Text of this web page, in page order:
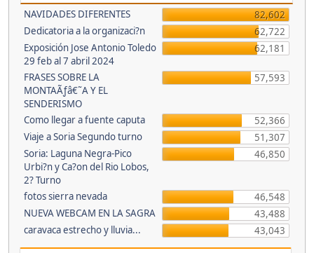
NAVIDADES DIFERENTES
82,602
Dedicatoria a la organizaci?n
62,722
Exposición Jose Antonio Toledo
29 feb al 7 abril 2024
62,181
FRASES SOBRE LA
MONTAÃƒâ€˜A Y EL
SENDERISMO
57,593
Como llegar a fuente caputa
52,366
Viaje a Soria Segundo turno
51,307
Soria: Laguna Negra-Pico
Urbi?n y Ca?on del Rio Lobos,
2? Turno
46,850
fotos sierra nevada
46,548
NUEVA WEBCAM EN LA SAGRA
43,488
caravaca estrecho y lluvia...
43,043